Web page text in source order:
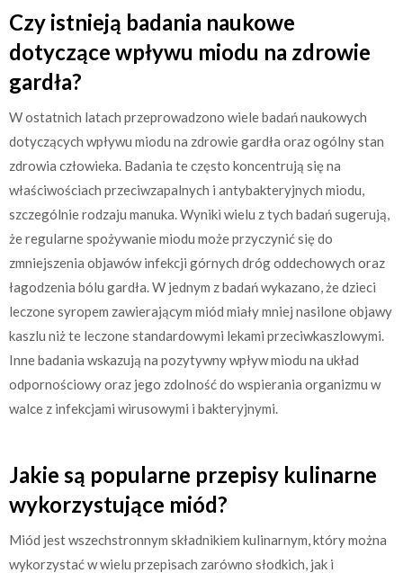
Czy istnieją badania naukowe
dotyczące wpływu miodu na zdrowie
gardła?
W ostatnich latach przeprowadzono wiele badań naukowych
dotyczących wpływu miodu na zdrowie gardła oraz ogólny stan
zdrowia człowieka. Badania te często koncentrują się na
właściwościach przeciwzapalnych i antybakteryjnych miodu,
szczególnie rodzaju manuka. Wyniki wielu z tych badań sugerują,
że regularne spożywanie miodu może przyczynić się do
zmniejszenia objawów infekcji górnych dróg oddechowych oraz
łagodzenia bólu gardła. W jednym z badań wykazano, że dzieci
leczone syropem zawierającym miód miały mniej nasilone objawy
kaszlu niż te leczone standardowymi lekami przeciwkaszlowymi.
Inne badania wskazują na pozytywny wpływ miodu na układ
odpornościowy oraz jego zdolność do wspierania organizmu w
walce z infekcjami wirusowymi i bakteryjnymi.
Jakie są popularne przepisy kulinarne
wykorzystujące miód?
Miód jest wszechstronnym składnikiem kulinarnym, który można
wykorzystać w wielu przepisach zarówno słodkich, jak i